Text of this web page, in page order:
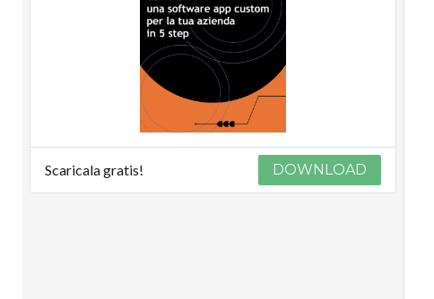
Scaricala gratis! DOWNLOAD